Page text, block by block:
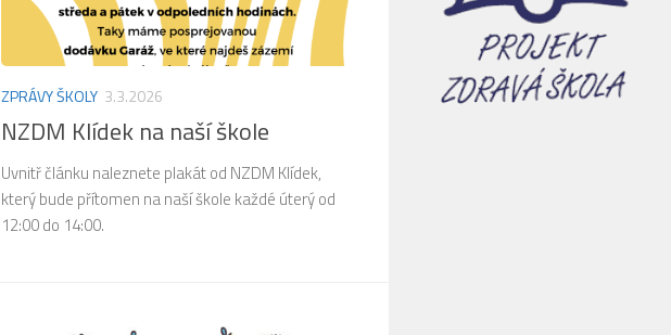
ZPRÁVY ŠKOLY 3.3.2026
NZDM Klídek na naší škole
Uvnitř článku naleznete plakát od NZDM Klídek,
který bude přítomen na naší škole každé úterý od
12:00 do 14:00.